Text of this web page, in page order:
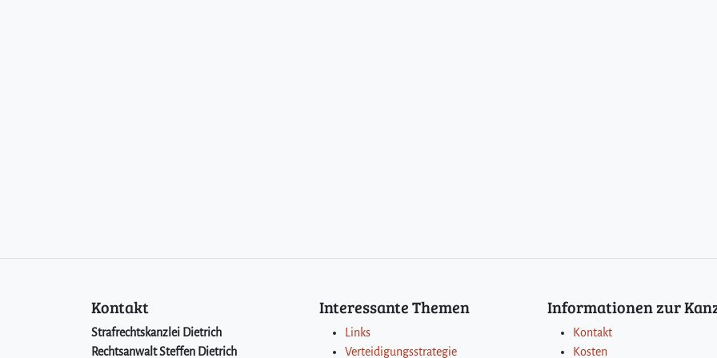
Kontakt
Strafrechtskanzlei Dietrich
Rechtsanwalt Steffen Dietrich
Interessante Themen
Links
Verteidigungsstrategie
Informationen zur
Kontakt
Kosten